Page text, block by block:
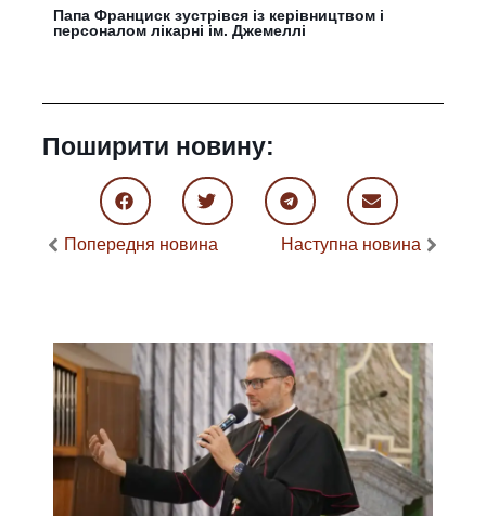
Папа Франциск зустрівся із керівництвом і
персоналом лікарні ім. Джемеллі
Поширити новину:
Попередня новина Наступна новина